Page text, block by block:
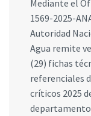
Mediante el
1569-2025-
Autoridad
Agua remite
(29) fichas
referenciales
críticos 2025